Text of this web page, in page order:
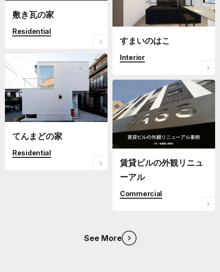
敷き瓦の家
Residential
すまいのはこ
Interior
てんまどの家
Residential
賃貸ビルの外観リニュ
ーアル
Commercial
See More